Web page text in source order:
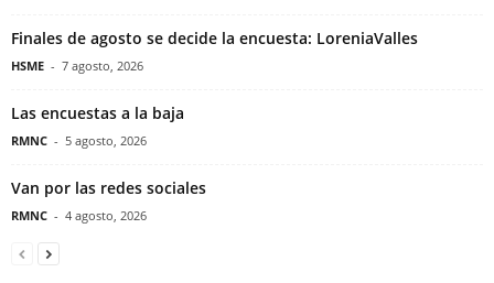
Finales de agosto se decide la encuesta: LoreniaValles
HSME - 7 agosto, 2026
Las encuestas a la baja
RMNC - 5 agosto, 2026
Van por las redes sociales
RMNC - 4 agosto, 2026